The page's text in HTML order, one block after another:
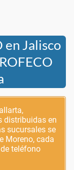
en Jalisco
distribuidas en
sucursales se
Moreno, cada
teléfono